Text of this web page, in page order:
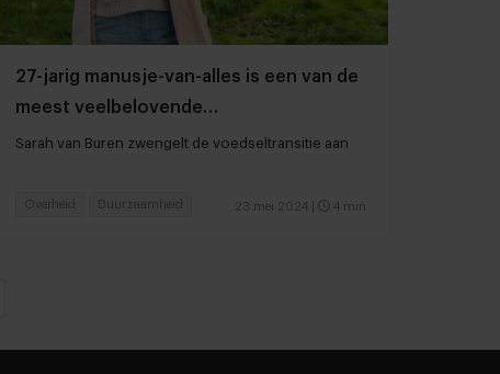
27-jarig manusje-van-alles is een van de
meest veelbelovende
voedselveranderaars
Sarah van Buren zwengelt de voedseltransitie aan
23 mei 2024 4 min
Overheid Duurzaamheid